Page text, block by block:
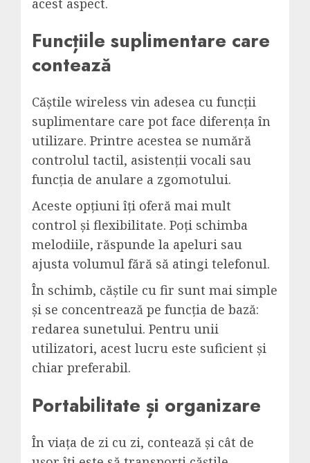
Funcțiile suplimentare care
contează
Căștile wireless vin adesea cu funcții
suplimentare care pot face diferența în
utilizare. Printre acestea se numără
controlul tactil, asistenții vocali sau
funcția de anulare a zgomotului.
Aceste opțiuni îți oferă mai mult
control și flexibilitate. Poți schimba
melodiile, răspunde la apeluri sau
ajusta volumul fără să atingi telefonul.
În schimb, căștile cu fir sunt mai simple
și se concentrează pe funcția de bază:
redarea sunetului. Pentru unii
utilizatori, acest lucru este suficient și
chiar preferabil.
Portabilitate și organizare
În viața de zi cu zi, contează și cât de